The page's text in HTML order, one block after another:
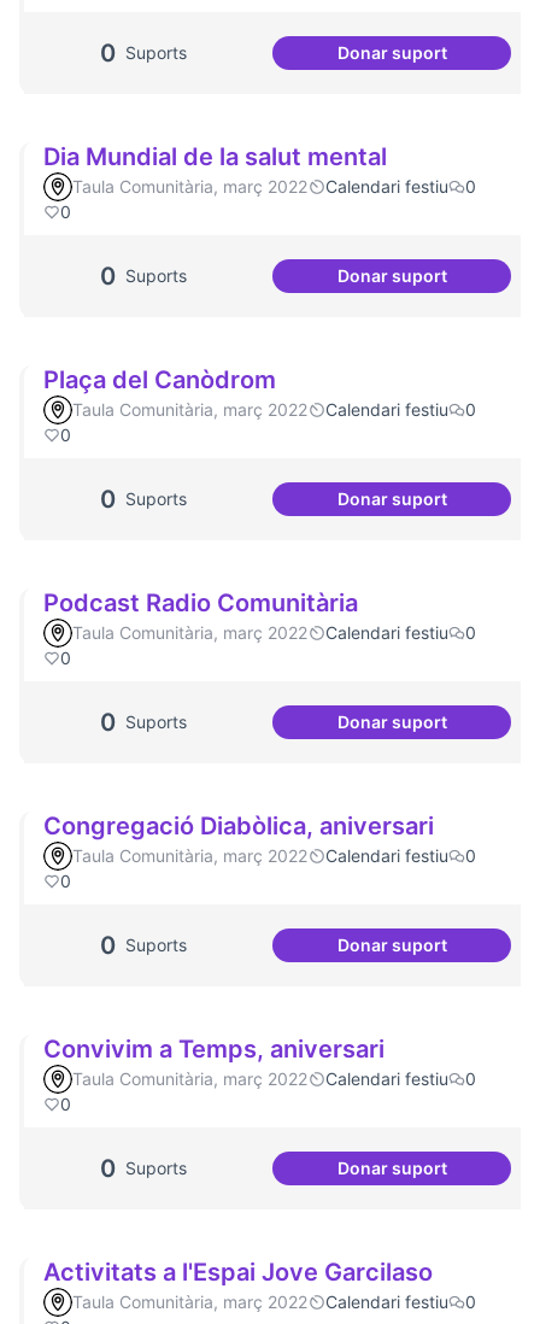
0 Suports Donar suport
Actes al
Dia Mundial de la salut mental
Taula Comunitària, març 2022 Calendari festiu
0
0
0 Suports Donar suportDia Mundial de la
Plaça del Canòdrom
Taula Comunitària, març 2022 Calendari festiu
0
0
0 Suports Donar suport
Plaça del
Podcast Radio Comunitària
Taula Comunitària, març 2022 Calendari festiu
0
0
0 Suports Donar suportPodcast Radio
Congregació Diabòlica, aniversari
Taula Comunitària, març 2022 Calendari festiu
0
0
0 Suports Donar suportCongregació
Convivim a Temps, aniversari
Taula Comunitària, març 2022 Calendari festiu
0
0
0 Suports Donar suport
Convivim a
Activitats a l'Espai Jove Garcilaso
Taula Comunitària, març 2022 Calendari festiu
0